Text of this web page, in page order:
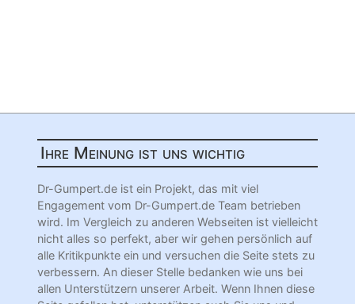
Ihre Meinung ist uns wichtig
Dr-Gumpert.de ist ein Projekt, das mit viel
Engagement vom Dr-Gumpert.de Team betrieben
wird. Im Vergleich zu anderen Webseiten ist vielleicht
nicht alles so perfekt, aber wir gehen persönlich auf
alle Kritikpunkte ein und versuchen die Seite stets zu
verbessern. An dieser Stelle bedanken wie uns bei
allen Unterstützern unserer Arbeit. Wenn Ihnen diese